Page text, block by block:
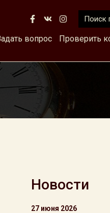
вопрос Проверить
Новости
27 июня 2026